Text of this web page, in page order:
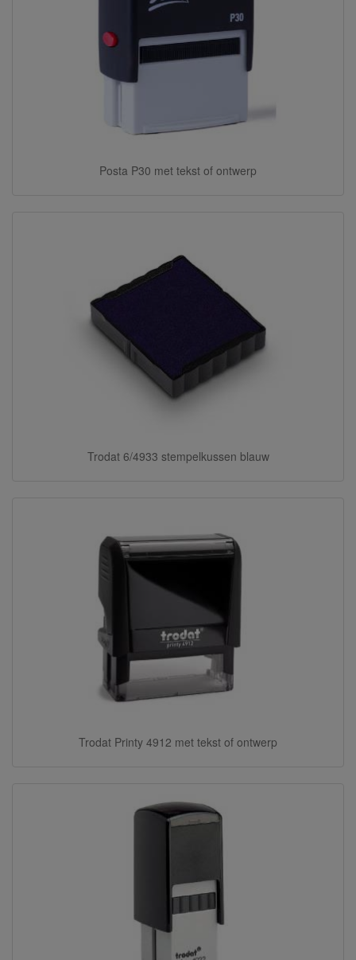
Posta P30 met tekst of ontwerp
Trodat 6/4933 stempelkussen blauw
Trodat Printy 4912 met tekst of ontwerp